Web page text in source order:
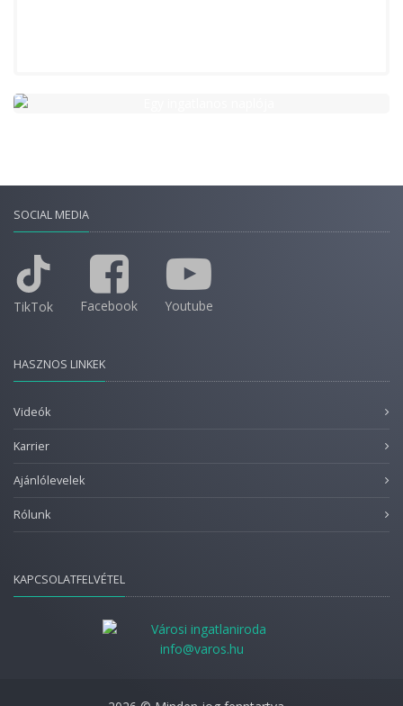
SOCIAL MEDIA
TikTok Facebook Youtube
HASZNOS LINKEK
Videók
Karrier
Ajánlólevelek
Rólunk
KAPCSOLATFELVÉTEL
info@varos.hu